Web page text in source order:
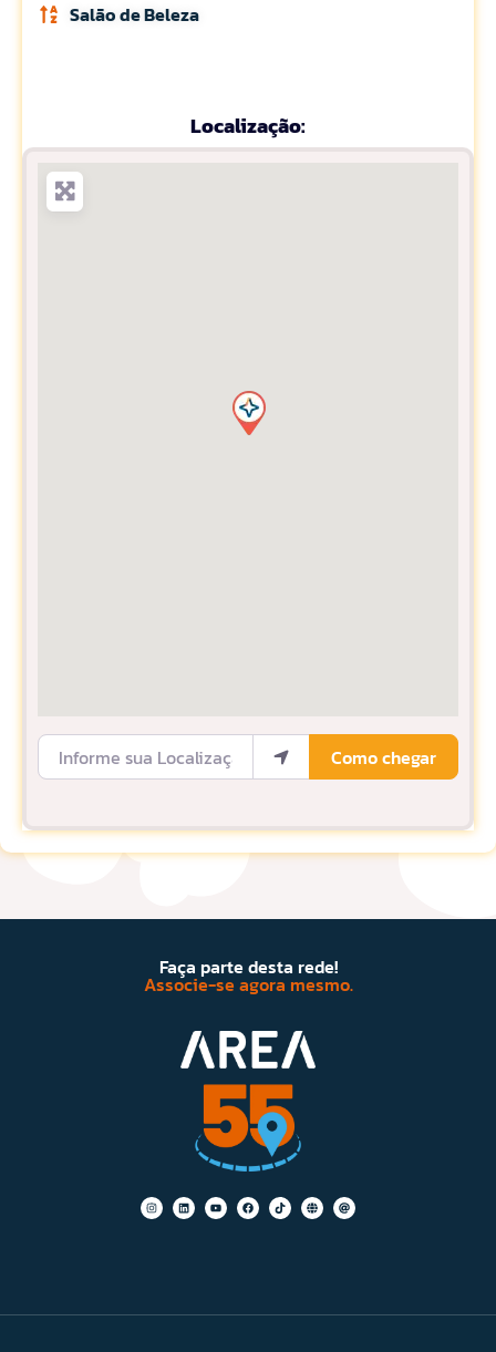
Salão de Beleza
Localização:
Informe sua Localização
Como chegar
Faça parte desta rede!
Associe-se agora mesmo.